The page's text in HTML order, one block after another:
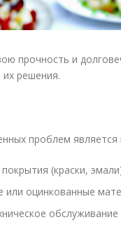
прочность и
решения.
проблем
(краски,
оцинкованные
обслуживание